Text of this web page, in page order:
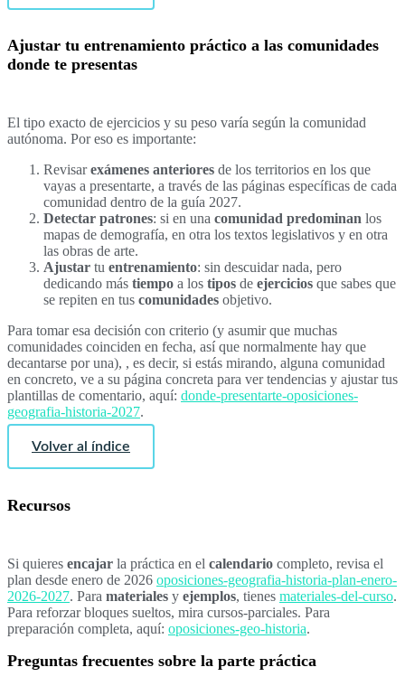
Ajustar tu entrenamiento práctico a las comunidades
donde te presentas
El tipo exacto de ejercicios y su peso varía según la comunidad
autónoma. Por eso es importante:
Revisarexámenes anteriores de los territorios en los que
vayas a presentarte, a través de las páginas específicas de cada
comunidad dentro de la guía 2027.
Detectar patrones: si en una comunidad predominan los
mapas de demografía, en otra los textos legislativos y en otra
las obras de arte.
Ajustar tu entrenamiento: sin descuidar nada, pero
dedicando más tiempo a los tipos de ejercicios que sabes que
se repiten en tus comunidades objetivo.
Para tomar esa decisión con criterio (y asumir que muchas
comunidades coinciden en fecha, así que normalmente hay que
decantarse por una), , es decir, si estás mirando, alguna comunidad
en concreto, ve a su página concreta para ver tendencias y ajustar tus
plantillas de comentario, aquí: donde-presentarte-oposiciones-
geografia-historia-2027.
Volver al índice
Recursos
Si quieres encajar la práctica en el calendario completo, revisa el
plan desde enero de 2026 oposiciones-geografia-historia-plan-enero-
2026-2027. Para materiales y ejemplos, tienes materiales-del-curso.
Para reforzar bloques sueltos, mira cursos-parciales. Para
preparación completa, aquí: oposiciones-geo-historia.
Preguntas frecuentes sobre la parte práctica